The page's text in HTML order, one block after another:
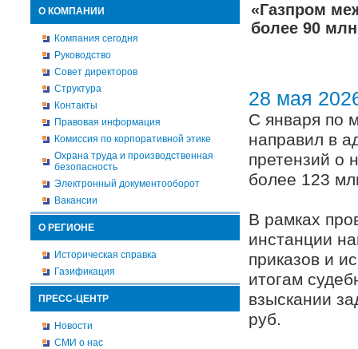
О КОМПАНИИ
Компания сегодня
Руководство
Совет директоров
Структура
Контакты
Правовая информация
Комиссия по корпоративной этике
Охрана труда и производственная
безопасность
Электронный документооборот
Вакансии
О РЕГИОНЕ
Историческая справка
Газификация
ПРЕСС-ЦЕНТР
Новости
СМИ о нас
«Газпром
более 90
28 мая
С января по
направил в
претензий о
более 123
В рамках
инстанции
приказов и
итогам
взыскании
руб.